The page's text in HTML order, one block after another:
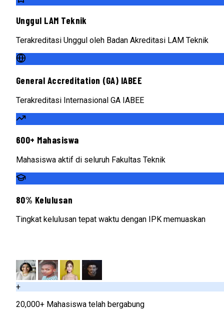
Unggul LAM Teknik
Terakreditasi Unggul oleh Badan Akreditasi LAM Teknik
General Accreditation (GA) IABEE
Terakreditasi Internasional GA IABEE
600+ Mahasiswa
Mahasiswa aktif di seluruh Fakultas Teknik
80% Kelulusan
Tingkat kelulusan tepat waktu dengan IPK memuaskan
+
20,000+ Mahasiswa telah bergabung